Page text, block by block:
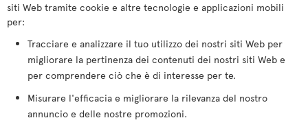
siti Web tramite cookie e altre tecnologie e applicazioni mobili
per:
Tracciare e analizzare il tuo utilizzo dei nostri siti Web per
migliorare la pertinenza dei contenuti dei nostri siti Web e
per comprendere ciò che è di interesse per te.
Misurare l'efficacia e migliorare la rilevanza del nostro
annuncio e delle nostre promozioni.